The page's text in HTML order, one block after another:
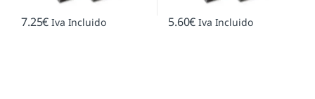
7.25€ Iva Incluido 5.60€ Iva Incluido